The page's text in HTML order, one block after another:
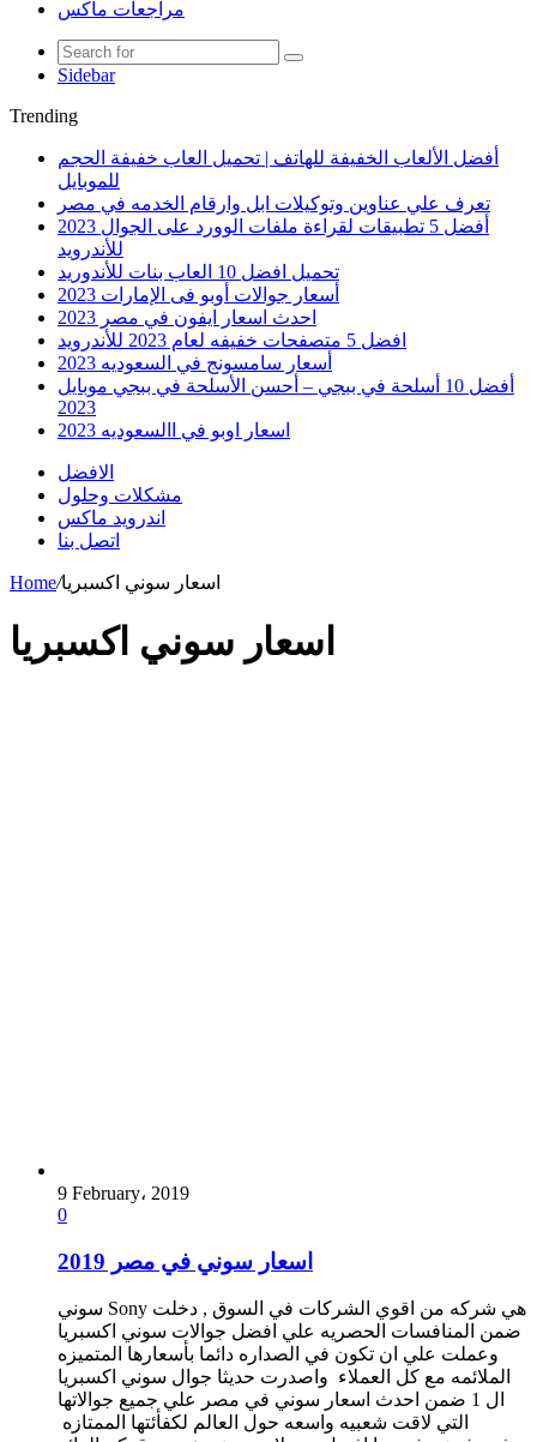
مراجعات ماكس
Sidebar
Trending
أفضل الألعاب الخفيفة للهاتف | تحميل العاب خفيفة الحجم
للموبايل
تعرف علي عناوين وتوكيلات ابل وارقام الخدمه في مصر
أفضل 5 تطبيقات لقراءة ملفات الوورد على الجوال 2023
للأندرويد
تحميل افضل 10 العاب بنات للأندوريد
أسعار جوالات أوبو فى الإمارات 2023
احدث اسعار ايفون في مصر 2023
افضل 5 متصفحات خفيفه لعام 2023 للأندرويد
أسعار سامسونج في السعوديه 2023
أفضل 10 أسلحة في ببجي – أحسن الأسلحة في ببجي موبايل
2023
اسعار اوبو في االسعوديه 2023
الافضل
مشكلات وحلول
اندرويد ماكس
اتصل بنا
Home/اسعار سوني اكسبريا
اسعار سوني اكسبريا
9 February، 2019
0
اسعار سوني في مصر 2019
سوني Sony هي شركه من اقوي الشركات في السوق , دخلت
ضمن المنافسات الحصريه علي افضل جوالات سوني اكسبريا
وعملت علي ان تكون في الصداره دائما بأسعارها المتميزه
الملائمه مع كل العملاء واصدرت حديثا جوال سوني اكسبريا
ال 1 ضمن احدث اسعار سوني في مصر علي جميع جوالاتها
التي لاقت شعبيه واسعه حول العالم لكفأئتها الممتازه